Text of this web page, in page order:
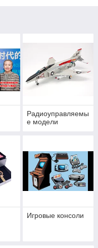
Радиоуправляемы
е модели
Игровые консоли